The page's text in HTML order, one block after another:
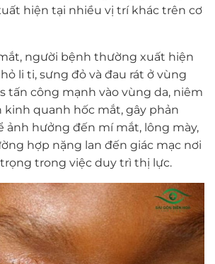
hiện tại nhiều vị trí khác trên cơ
người bệnh thường xuất hiện
li ti, sưng đỏ và đau rát ở vùng
tấn công mạnh vào vùng da, niêm
kinh quanh hốc mắt, gây phản
ảnh hưởng đến mí mắt, lông mày,
hợp nặng lan đến giác mạc nơi
trong việc duy trì thị lực.